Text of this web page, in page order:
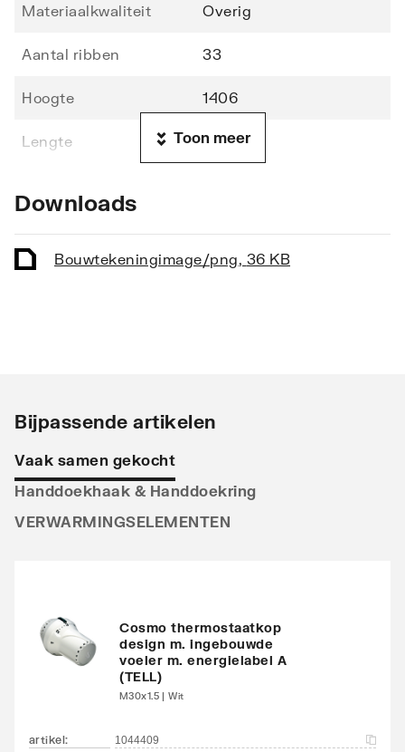
Materiaalkwaliteit Overig
Aantal ribben 33
Hoogte 1406
Lengte 500
Vorm collector Rond
20°C - 55/45
20°C - 75/65
N-exponent 1.2442
Max. werkdruk
Toon meer
Downloads
Bouwtekeningimage/png 36 KB
Bijpassende artikelen
Vaak samen gekocht
Handdoekhaak & Handdoekring
VERWARMINGSELEMENTEN
Cosmo thermostaatkop
design m. ingebouwde
voeler m. energielabel A
(TELL)
M30x1.5 | Wit
artikel: 1044409